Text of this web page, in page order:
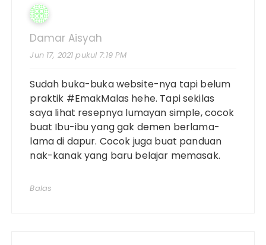
Damar Aisyah
Jun 17, 2021 pukul 7:19 PM
Sudah buka-buka website-nya tapi belum
praktik #EmakMalas hehe. Tapi sekilas
saya lihat resepnya lumayan simple, cocok
buat Ibu-ibu yang gak demen berlama-
lama di dapur. Cocok juga buat panduan
nak-kanak yang baru belajar memasak.
Balas